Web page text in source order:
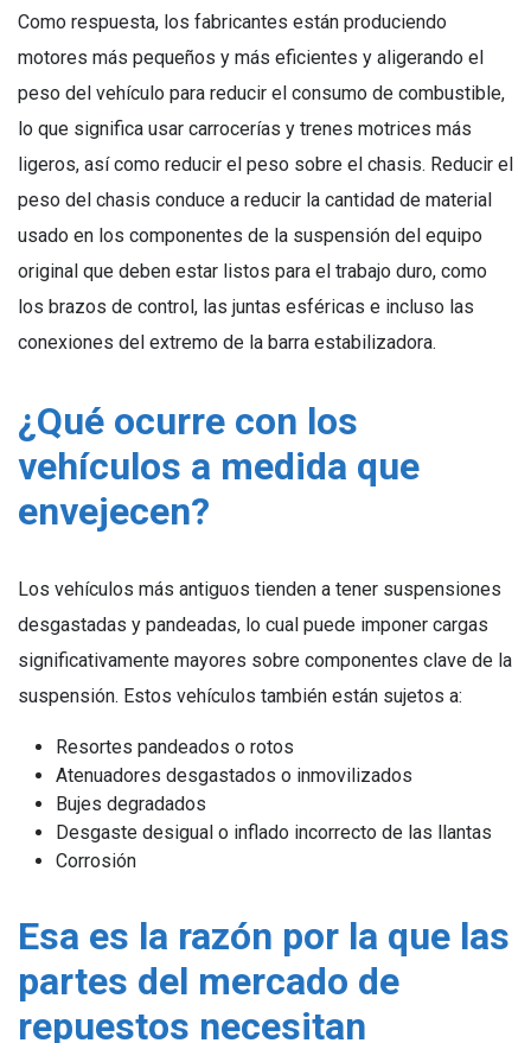
Como respuesta, los fabricantes están produciendo
motores más pequeños y más eficientes y aligerando el
peso del vehículo para reducir el consumo de combustible,
lo que significa usar carrocerías y trenes motrices más
ligeros, así como reducir el peso sobre el chasis. Reducir el
peso del chasis conduce a reducir la cantidad de material
usado en los componentes de la suspensión del equipo
original que deben estar listos para el trabajo duro, como
los brazos de control, las juntas esféricas e incluso las
conexiones del extremo de la barra estabilizadora.
¿Qué ocurre con los
vehículos a medida que
envejecen?
Los vehículos más antiguos tienden a tener suspensiones
desgastadas y pandeadas, lo cual puede imponer cargas
significativamente mayores sobre componentes clave de la
suspensión. Estos vehículos también están sujetos a:
Resortes pandeados o rotos
Atenuadores desgastados o inmovilizados
Bujes degradados
Desgaste desigual o inflado incorrecto de las llantas
Corrosión
Esa es la razón por la que las
partes del mercado de
repuestos necesitan